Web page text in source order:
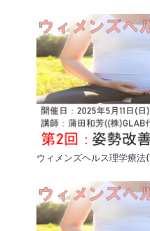
ウィメンズヘルス理学療